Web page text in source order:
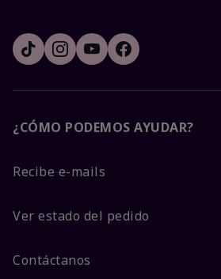
¿CÓMO PODEMOS AYUDAR?
Recibe e-mails
Ver estado del pedido
Contáctanos